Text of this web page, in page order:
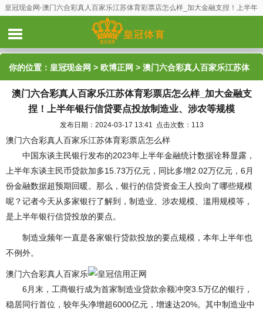
皇冠现金网-澳门六合彩真人百家乐江苏体育彩票店怎么样_加大金融支捏！上半年
银行信贷要点投放制造业、涉农等规模
你的位置： 皇冠现金网 > 欧博正网 > 澳门六合彩真人百家乐江苏体
育彩票店怎么样_加大金融支捏！上半年银行信贷要点投放制造业、
澳门六合彩真人百家乐江苏体育彩票店怎么样_加大金融支
捏！上半年银行信贷要点投放制造业、涉农等规模
发布日期：2024-03-17 13:41 点击次数：113
澳门六合彩真人百家乐江苏体育彩票店怎么样
中国东谈主民银行发布的2023年上半年金融统计数据诠释显露，
上半年东谈主民币贷款加多15.73万亿元，同比多增2.02万亿元，6月
份金融数据超预期回暖。那么，银行的信贷资金王人投向了哪些规模
呢？记者今天从多家银行了解到，制造业、涉农规模、滥用规模等，
是上半年银行信贷投放的要点。
制造业频年一直是各家银行贷款投放的要点规模，本年上半年也
不例外。
澳门六合彩真人百家乐
6月末，工商银行成为首家制造业贷款余额冲突3.5万亿的银行，
稳居同行首位，较年头净增超6000亿元，增速达20%。其中制造业中